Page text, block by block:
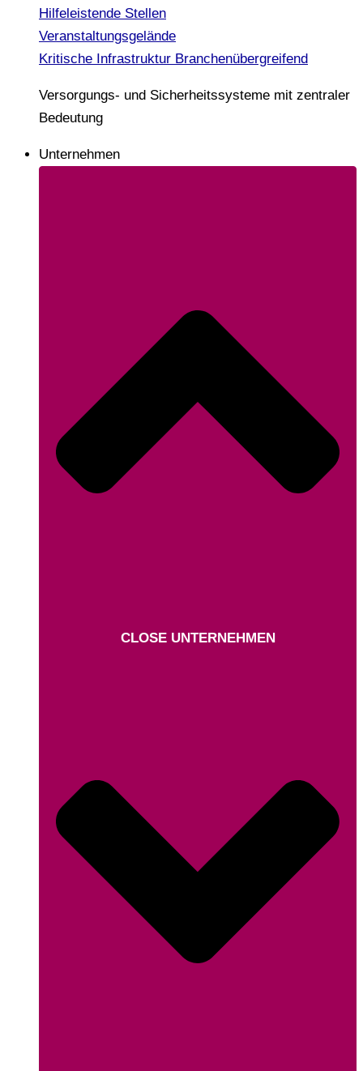
Hilfeleistende Stellen
Veranstaltungsgelände
Kritische Infrastruktur Branchenübergreifend
Versorgungs- und Sicherheitssysteme mit zentraler
Bedeutung
Unternehmen
CLOSE UNTERNEHMEN